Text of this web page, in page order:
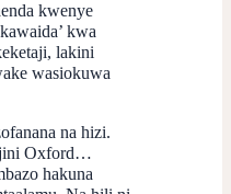
kwenye
kwa
lakini
wasiokuwa
na hizi.
Oxford…
hakuna